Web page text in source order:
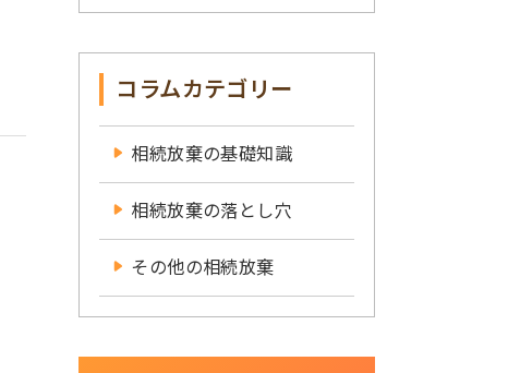
コラムカテゴリー
相続放棄の基礎知識
相続放棄の落とし穴
その他の相続放棄